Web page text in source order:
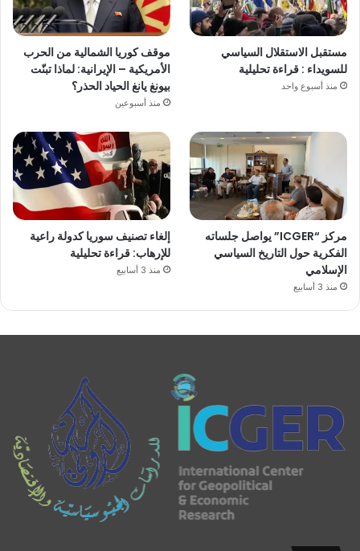
مستقبل الاستقلال السياسي
للسويداء : قراءة تحليلية
منذ أسبوع واحد
موقف كوريا الشمالية من الحرب
الأمريكية – الإيرانية: لماذا تبنّت
بيونغ يانغ الحياد الحذر؟
منذ أسبوعين
مركز “ICGER” يواصل جلساته
الفكرية حول التاريخ السياسي
الإسلامي
منذ 3 أسابيع
إلغاء تصنيف سوريا كدولة راعية
للإرهاب: قراءة تحليلية
منذ 3 أسابيع